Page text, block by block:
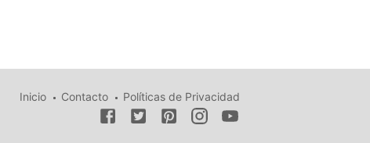
Inicio Contacto Políticas de Privacidad